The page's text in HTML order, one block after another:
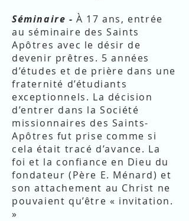
Séminaire - À 17 ans, entrée
au séminaire des Saints
Apôtres avec le désir de
devenir prêtres. 5 années
d’études et de prière dans une
fraternité d’étudiants
exceptionnels. La décision
d’entrer dans la Société
missionnaires des Saints-
Apôtres fut prise comme si
cela était tracé d’avance. La
foi et la confiance en Dieu du
fondateur (Père E. Ménard) et
son attachement au Christ ne
pouvaient qu’être « invitation.
»